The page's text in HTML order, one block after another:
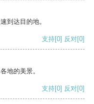
到达目的地。
支持[0] 反对[0]
地的美景。
支持[0] 反对[0]